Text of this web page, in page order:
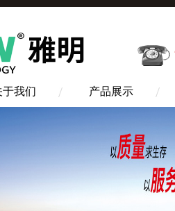
于我们 产品展示